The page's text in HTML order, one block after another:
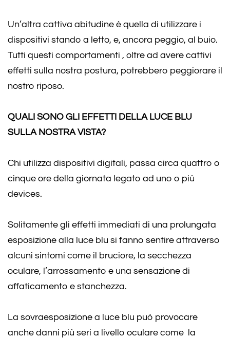
Un’altra cattiva abitudine è quella di utilizzare i
dispositivi stando a letto, e, ancora peggio, al buio.
Tutti questi comportamenti , oltre ad avere cattivi
effetti sulla nostra postura, potrebbero peggiorare il
nostro riposo.
QUALI SONO GLI EFFETTI DELLA LUCE BLU
SULLA NOSTRA VISTA?
Chi utilizza dispositivi digitali, passa circa quattro o
cinque ore della giornata legato ad uno o più
devices.
Solitamente gli effetti immediati di una prolungata
esposizione alla luce blu si fanno sentire attraverso
alcuni sintomi come il bruciore, la secchezza
oculare, l’arrossamento e una sensazione di
affaticamento e stanchezza.
La sovraesposizione a luce blu può provocare
anche danni più seri a livello oculare come la